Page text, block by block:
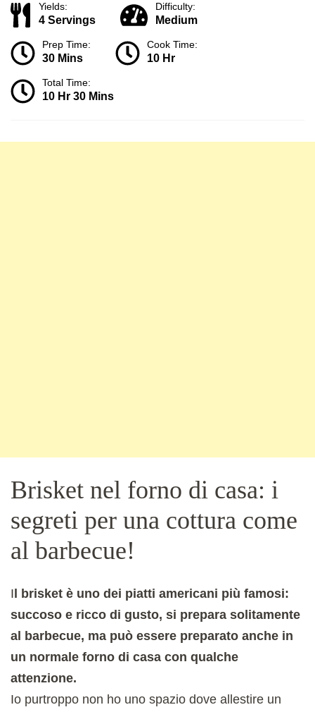
Yields:
4 Servings
Difficulty:
Medium
Prep Time:
30 Mins
Cook Time:
10 Hr
Total Time:
10 Hr 30 Mins
Brisket nel forno di casa: i
segreti per una cottura come
al barbecue!
Il brisket è uno dei piatti americani più famosi:
succoso e ricco di gusto, si prepara solitamente
al barbecue, ma può essere preparato anche in
un normale forno di casa con qualche
attenzione.
Io purtroppo non ho uno spazio dove allestire un